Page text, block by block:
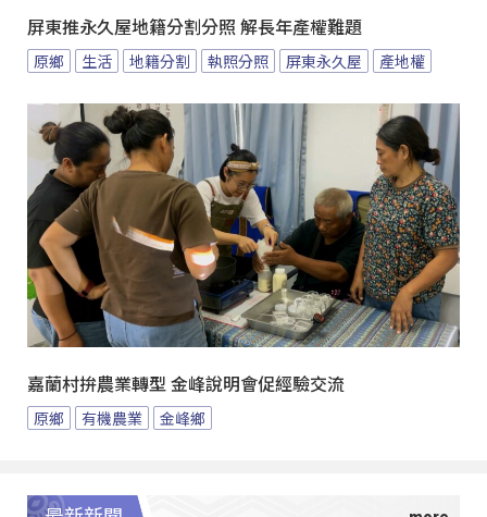
屏東推永久屋地籍分割分照 解長年產權難題
原鄉 生活 地籍分割 執照分照 屏東永久屋 產地權
嘉蘭村拚農業轉型 金峰說明會促經驗交流
原鄉 有機農業 金峰鄉